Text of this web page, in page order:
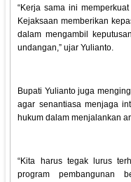
“Kerja sama ini
Kejaksaan memberikan
dalam mengambil
undangan,” ujar Yulianto.
Bupati Yulianto juga
agar senantiasa menjaga
hukum dalam menjalankan
“Kita harus tegak lurus
program pembangunan